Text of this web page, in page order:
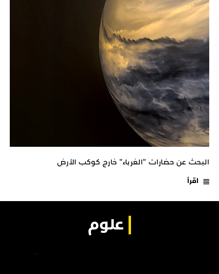
البحث عن حضارات "الغرباء" خارج كوكب الأرض
اقرأ
علوم